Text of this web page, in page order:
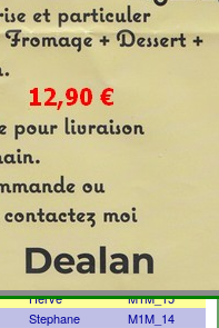
Marcel
M5M_06
Didier
M4M_14
Antoine
Sandrine
SEF_11
Raphaël
M4M_13
Sophie
Célia
Jacqueline
Mathilde
SEF_08
Aurore
Steffen
M0M_14
Olivier
M2M_19
Herve
M1M_15
Stephane
M1M_14